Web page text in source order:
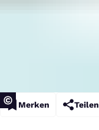
Merken Teilen